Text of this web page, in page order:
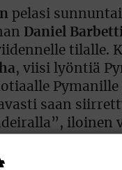
pelasi
Daniel
tilalle.
, viisi lyöntiä
saan
iloinen
Ehkäpä
jokunen